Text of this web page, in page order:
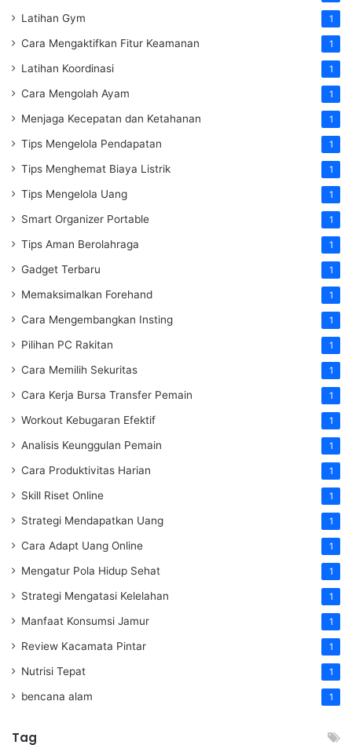
Latihan Gym 1
Cara Mengaktifkan Fitur Keamanan 1
Latihan Koordinasi 1
Cara Mengolah Ayam 1
Menjaga Kecepatan dan Ketahanan 1
Tips Mengelola Pendapatan 1
Tips Menghemat Biaya Listrik 1
Tips Mengelola Uang 1
Smart Organizer Portable 1
Tips Aman Berolahraga 1
Gadget Terbaru 1
Memaksimalkan Forehand 1
Cara Mengembangkan Insting 1
Pilihan PC Rakitan 1
Cara Memilih Sekuritas 1
Cara Kerja Bursa Transfer Pemain 1
Workout Kebugaran Efektif 1
Analisis Keunggulan Pemain 1
Cara Produktivitas Harian 1
Skill Riset Online 1
Strategi Mendapatkan Uang 1
Cara Adapt Uang Online 1
Mengatur Pola Hidup Sehat 1
Strategi Mengatasi Kelelahan 1
Manfaat Konsumsi Jamur 1
Review Kacamata Pintar 1
Nutrisi Tepat 1
bencana alam 1
Tag